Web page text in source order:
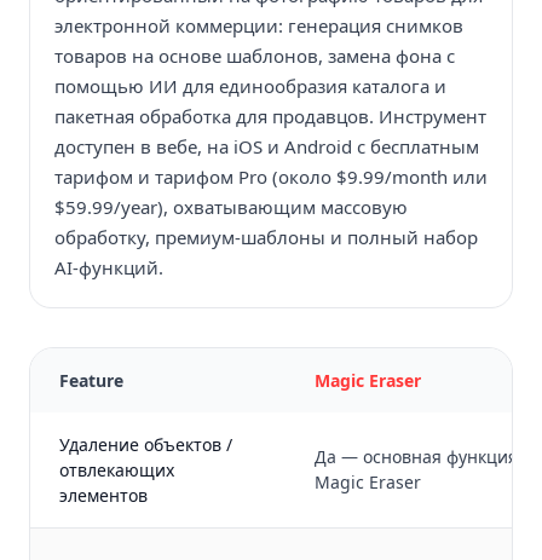
электронной коммерции: генерация снимков
товаров на основе шаблонов, замена фона с
помощью ИИ для единообразия каталога и
пакетная обработка для продавцов. Инструмент
доступен в вебе, на iOS и Android с бесплатным
тарифом и тарифом Pro (около $9.99/month или
$59.99/year), охватывающим массовую
обработку, премиум-шаблоны и полный набор
AI-функций.
Feature Magic Eraser
Удаление объектов /
отвлекающих
элементов
Да — основная функция
Magic Eraser